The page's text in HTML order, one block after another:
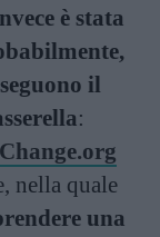
è stata
il
:
nella quale
una